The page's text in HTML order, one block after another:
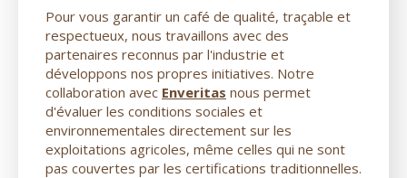
Pour vous garantir un café de qualité, traçable et
respectueux, nous travaillons avec des
partenaires reconnus par l'industrie et
développons nos propres initiatives. Notre
collaboration avec Enveritas nous permet
d'évaluer les conditions sociales et
environnementales directement sur les
exploitations agricoles, même celles qui ne sont
pas couvertes par les certifications traditionnelles.